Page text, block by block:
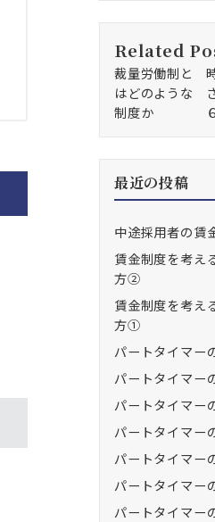
Related
裁量労働制と
はどのような
制度か
最近の投稿
中途採用者の賃
賃金制度を考え
方②
賃金制度を考え
方①
パートタイマー
パートタイマー
パートタイマー
パートタイマー
パートタイマー
パートタイマー
パートタイマー